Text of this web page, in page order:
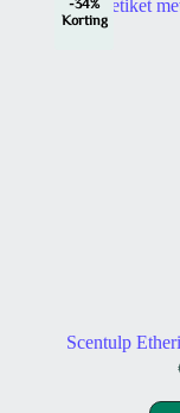
-34%
Korting
Scentulp